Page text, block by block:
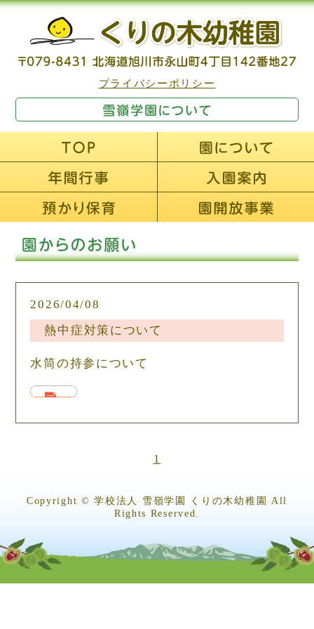
プライバシーポリシー
2026/04/08
熱中症対策について
水筒の持参について
1
Copyright © 学校法人 雪嶺学園 くりの木幼稚園 All
Rights Reserved.